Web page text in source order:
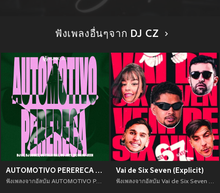
ฟังเพลงอื่นๆจาก DJ CZ
AUTOMOTIVO PERERECA (Explicit)
ฟังเพลงจากอัลบัม AUTOMOTIVO PERERECA (Explicit) เพลงใหม่จาก อัพเดทเพลงใหม่ล่าสุดก่อนใคร ตลอดปี 2021
Vai de Six Seven (Explicit)
ฟังเพลงจากอัลบัม Vai de Six Seven (Explicit) เพลงใหม่จาก อัพเดทเพลงใหม่ล่าสุดก่อนใคร ตลอดปี 2021